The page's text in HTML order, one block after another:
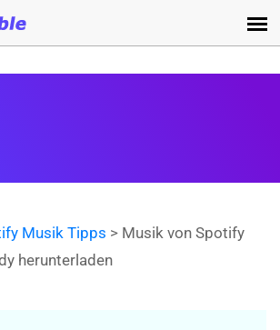
Musik Tipps > Musik von Spotify
herunterladen